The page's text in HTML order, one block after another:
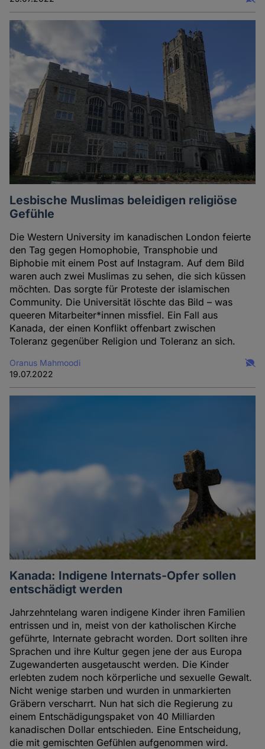
Lesbische Muslimas beleidigen religiöse
Gefühle
Die Western University im kanadischen London feierte
den Tag gegen Homophobie, Transphobie und
Biphobie mit einem Post auf Instagram. Auf dem Bild
waren auch zwei Muslimas zu sehen, die sich küssen
möchten. Das sorgte für Proteste der islamischen
Community. Die Universität löschte das Bild – was
queeren Mitarbeiter*innen missfiel. Ein Fall aus
Kanada, der einen Konflikt offenbart zwischen
Toleranz gegenüber Religion und Toleranz an sich.
Oranus Mahmoodi
19.07.2022
Kanada: Indigene Internats-Opfer sollen
entschädigt werden
Jahrzehntelang waren indigene Kinder ihren Familien
entrissen und in, meist von der katholischen Kirche
geführte, Internate gebracht worden. Dort sollten ihre
Sprachen und ihre Kultur gegen jene der aus Europa
Zugewanderten ausgetauscht werden. Die Kinder
erlebten zudem noch körperliche und sexuelle Gewalt.
Nicht wenige starben und wurden in unmarkierten
Gräbern verscharrt. Nun hat sich die Regierung zu
einem Entschädigungspaket von 40 Milliarden
kanadischen Dollar entschieden. Eine Entscheidung,
die mit gemischten Gefühlen aufgenommen wird.